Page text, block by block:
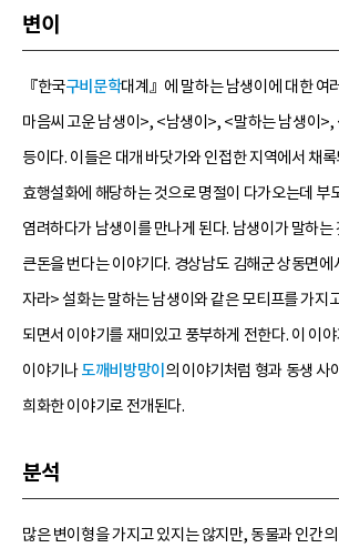
변이
『한국구비문학대계』에 말하는 남생이에 대한 여
마음씨 고운 남생이>, <남생이>, <말하는 남생이>,
등이다. 이들은 대개 바닷가와 인접한 지역에서 채
효행설화에 해당하는 것으로 명절이 다가오는데 부
염려하다가 남생이를 만나게 된다. 남생이가 말하는
큰돈을 번다는 이야기다. 경상남도 김해군 상동면
자라> 설화는 말하는 남생이와 같은 모티프를 가지
되면서 이야기를 재미있고 풍부하게 전한다. 이 이
이야기나도깨비방망이 의 이야기처럼 형과 동생 사
희화한 이야기로 전개된다.
분석
많은 변이형을 가지고 있지는 않지만, 동물과 인간